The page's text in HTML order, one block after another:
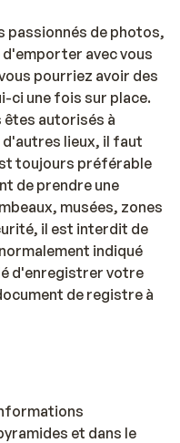
passionnés de photos,
avec vous
pourriez avoir des
ci une fois sur place.
êtes autorisés à
lieux, il faut
toujours préférable
de prendre une
musées, zones
il est interdit de
indiqué
d'enregistrer votre
de registre à
et dans le